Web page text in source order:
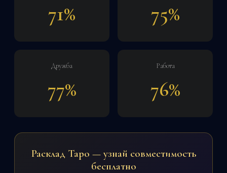
71% 75%
Дружба
77%
Работа
76%
Расклад Таро — узнай совместимость
бесплатно